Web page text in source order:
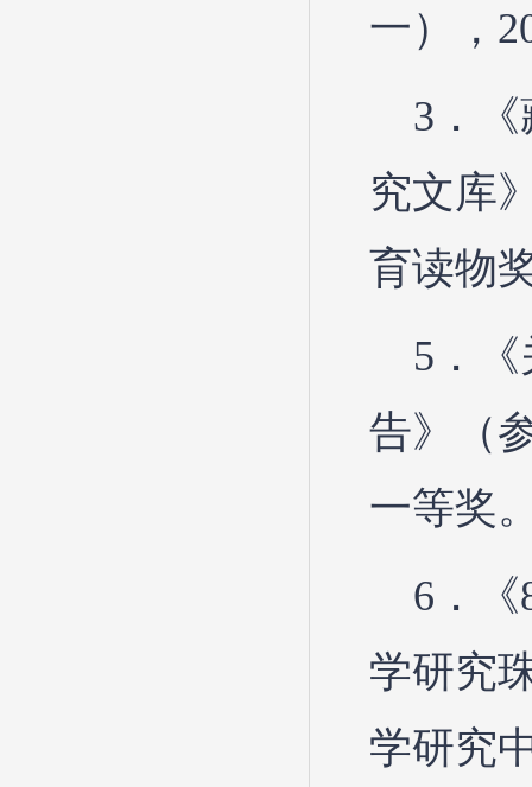
一），
3．
究文库
育读物
5．
告》（
一等奖
6．
学研究
学研究